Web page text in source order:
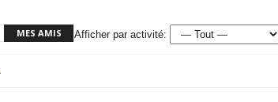
MES AMIS Afficher par activité: